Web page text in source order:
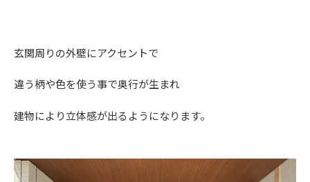
玄関周りの外壁にアクセントで
違う柄や色を使う事で奥行が生まれ
建物により立体感が出るようになります。